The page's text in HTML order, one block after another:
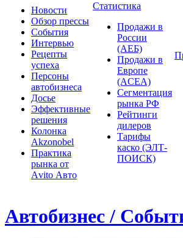
Новости
Обзор прессы
События
Интервью
Рецепты
успеха
Персоны
автобизнеса
Досье
Эффективные
решения
Колонка
Akzonobel
Практика
рынка от
Аvito Авто
Статистика
Продажи в
России
(АЕБ)
Продажи в
Европе
(ACEA)
Сегментация
рынка РФ
Рейтинги
дилеров
Тарифы
каско (ЭЛТ-
ПОИСК)
Автобизнес /